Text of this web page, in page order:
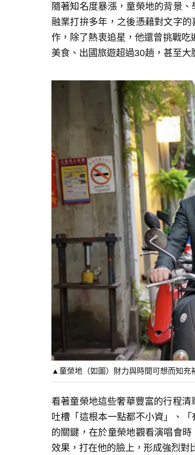
隨著知名度暴漲，童榮地的背景
融業打拚多年，之後憑藉對文字
作，除了熱衷追星，他還曾挑戰
美食、出國旅遊超過30趟，甚至大
▲童榮地（如圖）財力與時間可想而知充
看著童榮地這些奢華豐富的行程
吐槽「這根本一點都不小資」、
的關鍵，在於童榮地觀看演唱會
效果，打在他的臉上，形成強烈對